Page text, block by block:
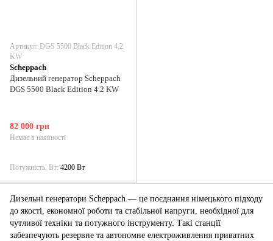
Дизельні генератори Scheppach — це поєднання німецького підходу
до якості, економної роботи та стабільної напруги, необхідної для
чутливої техніки та потужного інструменту. Такі станції
забезпечують резервне та автономне електроживлення приватних
Артикул: DGS 5500 Black Edition 4.2
KW
Scheppach
Дизельний генератор Scheppach
DGS 5500 Black Edition 4.2 KW
82 000 грн
Немає в наявності
Потужність, Вт 4200 Вт